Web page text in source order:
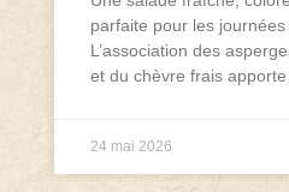
parfaite pour les
L’association des
et du chèvre frais apporte
24 mai 2026